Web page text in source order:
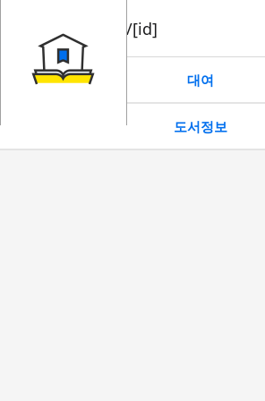
book/rent/[id]
대여
도서정보